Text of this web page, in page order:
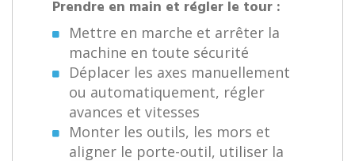
Prendre en main et régler le tour :
Mettre en marche et arrêter la
machine en toute sécurité
Déplacer les axes manuellement
ou automatiquement, régler
avances et vitesses
Monter les outils, les mors et
aligner le porte-outil, utiliser la